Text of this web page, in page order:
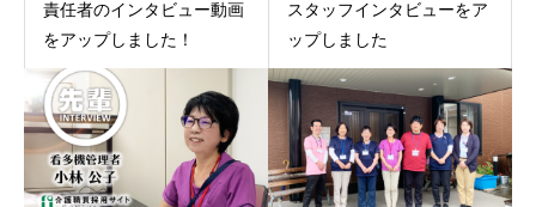
責任者のインタビュー動画
をアップしました！
スタッフインタビューをア
ップしました